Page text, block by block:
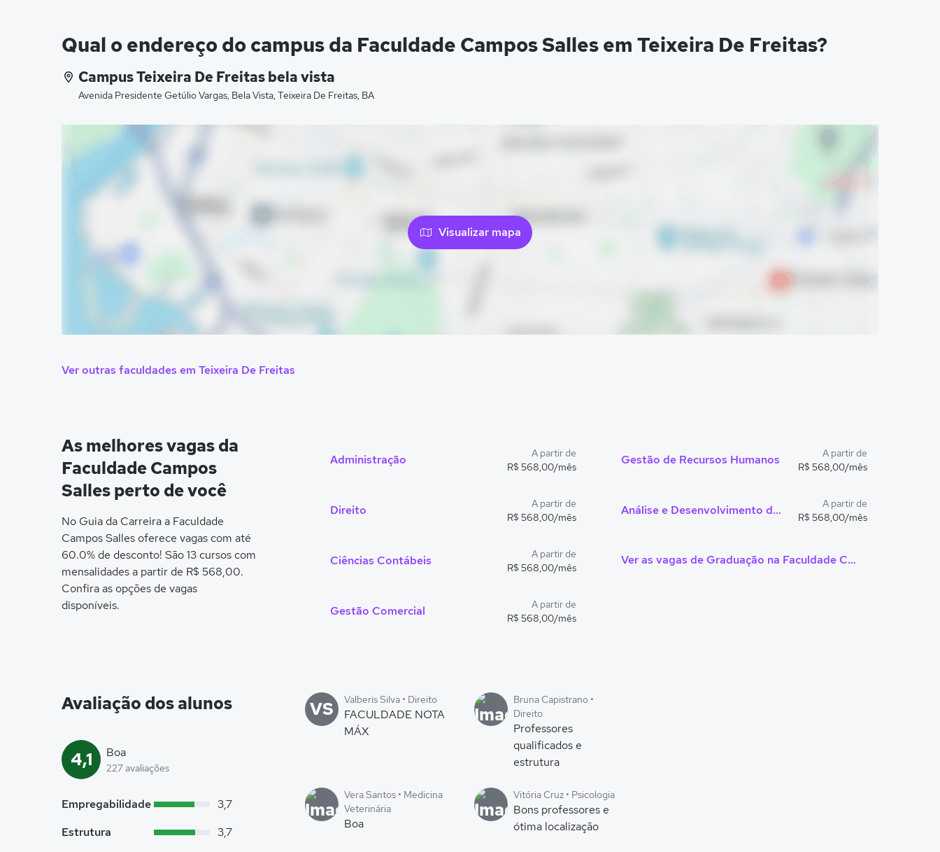
Qual o endereço do campus da Faculdade Campos Salles em Teixeira De Freitas?
Campus Teixeira De Freitas bela vista
Avenida Presidente Getúlio Vargas, Bela Vista, Teixeira De Freitas, BA
Visualizar mapa
Ver outras faculdades em Teixeira De Freitas
As melhores vagas da
Faculdade Campos
Salles perto de você
No Guia da Carreira a Faculdade
Campos Salles oferece vagas com até
60.0% de desconto! São 13 cursos com
mensalidades a partir de R$ 568,00.
Confira as opções de vagas
disponíveis.
Administração
A partir de
R$ 568,00/mês
Direito
A partir de
R$ 568,00/mês
Ciências Contábeis
A partir de
R$ 568,00/mês
Gestão Comercial
A partir de
R$ 568,00/mês
Gestão de Recursos Humanos
A partir de
R$ 568,00/mês
Análise e Desenvolvimento de Sistemas
A partir de
R$ 568,00/mês
Ver as vagas de Graduação na Faculdade Campos Salles
Avaliação dos alunos
4,1 Boa
227 avaliações
Empregabilidade
3,7
Estrutura
3,7
VS Valberis Silva • Direito
FACULDADE NOTA
MÁX
Bruna Capistrano •
Direito
Professores
qualificados e
estrutura
Vera Santos • Medicina
Veterinária
Boa
Vitória Cruz • Psicologia
Bons professores e
ótima localização